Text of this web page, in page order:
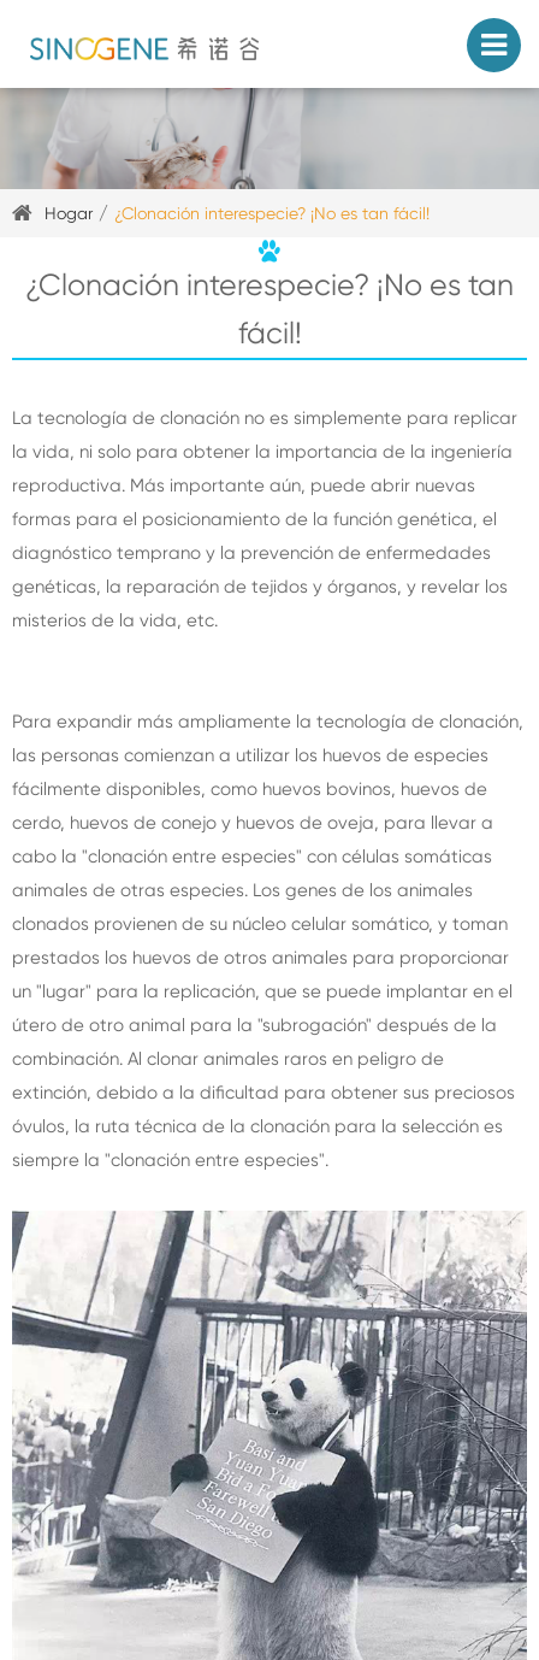
Hogar ¿Clonación interespecie? ¡No es tan fácil!
¿Clonación interespecie? ¡No es tan
fácil!
La tecnología de clonación no es simplemente para replicar
la vida, ni solo para obtener la importancia de la ingeniería
reproductiva. Más importante aún, puede abrir nuevas
formas para el posicionamiento de la función genética, el
diagnóstico temprano y la prevención de enfermedades
genéticas, la reparación de tejidos y órganos, y revelar los
misterios de la vida, etc.
Para expandir más ampliamente la tecnología de clonación,
las personas comienzan a utilizar los huevos de especies
fácilmente disponibles, como huevos bovinos, huevos de
cerdo, huevos de conejo y huevos de oveja, para llevar a
cabo la "clonación entre especies" con células somáticas
animales de otras especies. Los genes de los animales
clonados provienen de su núcleo celular somático, y toman
prestados los huevos de otros animales para proporcionar
un "lugar" para la replicación, que se puede implantar en el
útero de otro animal para la "subrogación" después de la
combinación. Al clonar animales raros en peligro de
extinción, debido a la dificultad para obtener sus preciosos
óvulos, la ruta técnica de la clonación para la selección es
siempre la "clonación entre especies".